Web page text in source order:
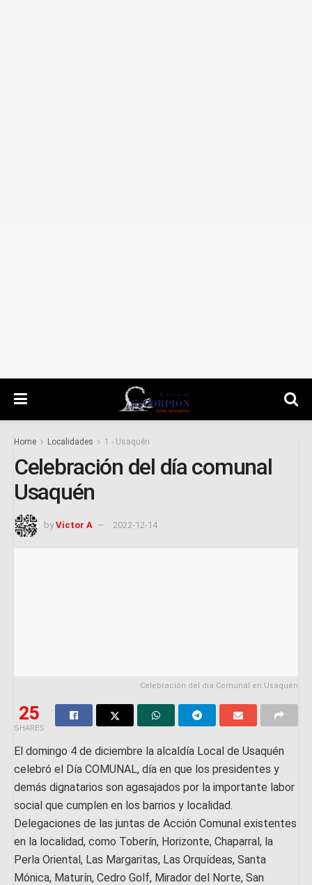
Home Localidades 1 - Usaquén
Celebración del día comunal
Usaquén
by Victor A 2022-12-14
Celebración del dia Comunal en Usaquén
25
SHARES
El domingo 4 de diciembre la alcaldía Local de Usaquén
celebró el Día COMUNAL, día en que los presidentes y
demás dignatarios son agasajados por la importante labor
social que cumplen en los barrios y localidad.
Delegaciones de las juntas de Acción Comunal existentes
en la localidad, como Toberín, Horizonte, Chaparral, la
Perla Oriental, Las Margaritas, Las Orquídeas, Santa
Mónica, Maturín, Cedro Golf, Mirador del Norte, San